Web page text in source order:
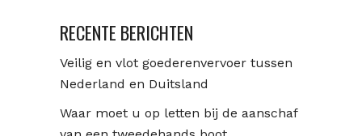
RECENTE BERICHTEN
Veilig en vlot goederenvervoer tussen
Nederland en Duitsland
Waar moet u op letten bij de aanschaf